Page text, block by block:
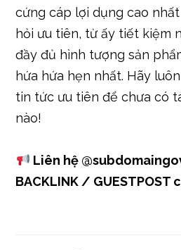
cứng cáp lợi dụng cao
hỏi ưu tiên, từ ấy tiết kiệm
đầy đủ hình tượng sản
hứa hứa hẹn nhất. Hãy
tin tức ưu tiên để chưa có
nào!
Liên hệ
BACKLINK / GUESTPOST